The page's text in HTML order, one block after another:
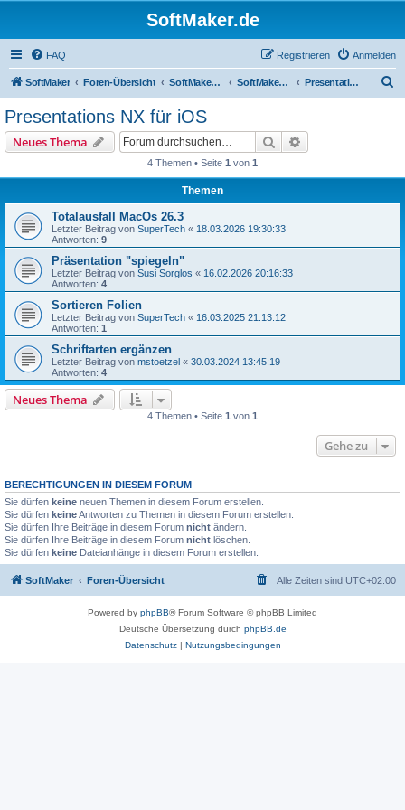
SoftMaker.de
FAQ Anmelden
Registrieren
SoftMaker Foren-Übersicht SoftMaker Office NX SoftMaker Office NX für iOS Presentations NX für iOS
Presentations NX für iOS
Neues Thema Suche
4 Themen • Seite 1 von 1
Themen
Totalausfall MacOs 26.3
Letzter Beitrag von SuperTech « 18.03.2026 19:30:33
Antworten: 9
Präsentation "spiegeln"
Letzter Beitrag von Susi Sorglos « 16.02.2026 20:16:33
Antworten: 4
Sortieren Folien
Letzter Beitrag von SuperTech « 16.03.2025 21:13:12
Antworten: 1
Schriftarten ergänzen
Letzter Beitrag von mstoetzel « 30.03.2024 13:45:19
Antworten: 4
Neues Thema
4 Themen • Seite 1 von 1
Gehe zu
BERECHTIGUNGEN IN DIESEM FORUM
Sie dürfen keine neuen Themen in diesem Forum erstellen.
Sie dürfen keineAntworten zu Themen in diesem Forum erstellen.
Sie dürfen Ihre Beiträge in diesem Forum nicht ändern.
Sie dürfen Ihre Beiträge in diesem Forum nicht löschen.
Sie dürfen keine Dateianhänge in diesem Forum erstellen.
SoftMaker Foren-Übersicht Alle Zeiten sind UTC+02:00
Powered by phpBB® Forum Software © phpBB Limited
Deutsche Übersetzung durch phpBB.de
Datenschutz| Nutzungsbedingungen